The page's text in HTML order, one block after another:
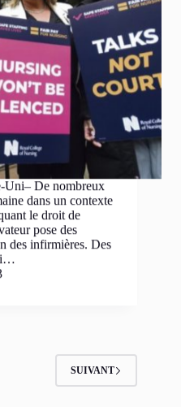
De nombreux
dans un contexte
le droit de
pose des
des infirmières. Des
SUIVANT